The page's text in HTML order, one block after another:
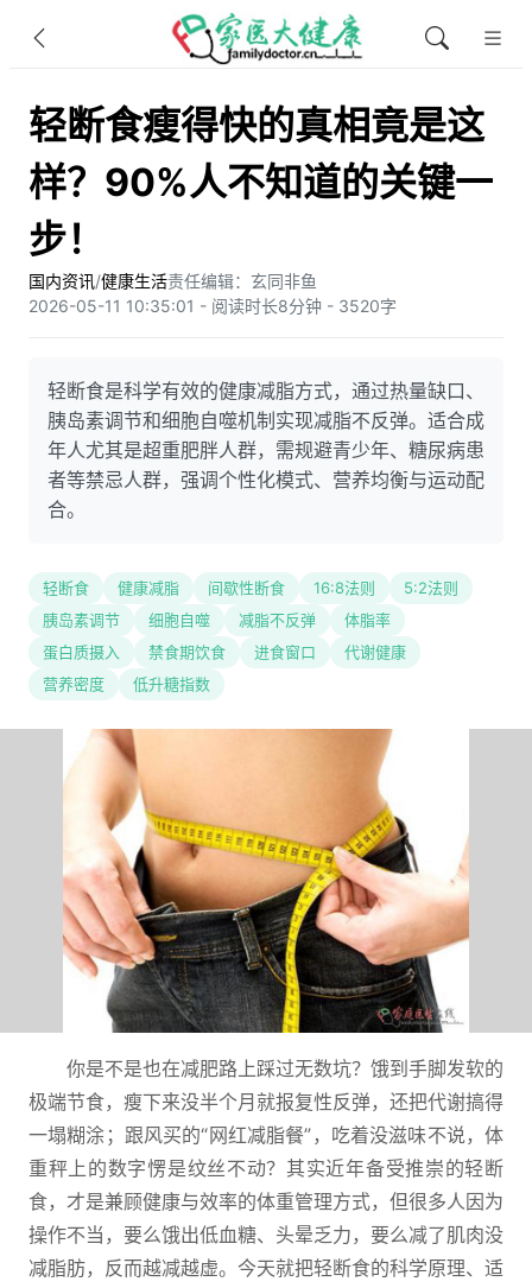
轻断食瘦得快的真相竟是这
样？90%人不知道的关键一
步！
国内资讯/健康生活责任编辑：玄同非鱼​
2026-05-11 10:35:01 - 阅读时长8分钟 - 3520字
轻断食是科学有效的健康减脂方式，通过热量缺口、
胰岛素调节和细胞自噬机制实现减脂不反弹。适合成
年人尤其是超重肥胖人群，需规避青少年、糖尿病患
者等禁忌人群，强调个性化模式、营养均衡与运动配
合。
轻断食 健康减脂 间歇性断食 16:8法则
5:2法则
胰岛素调节
细胞自噬 减脂不反弹
体脂率
蛋白质摄入
禁食期饮食 进食窗口
代谢健康
营养密度
低升糖指数
你是不是也在减肥路上踩过无数坑？饿到手脚发软的
极端节食，瘦下来没半个月就报复性反弹，还把代谢搞得
一塌糊涂；跟风买的“网红减脂餐”，吃着没滋味不说，体
重秤上的数字愣是纹丝不动？其实近年备受推崇的轻断
食，才是兼顾健康与效率的体重管理方式，但很多人因为
操作不当，要么饿出低血糖、头晕乏力，要么减了肌肉没
减脂肪，反而越减越虚。今天就把轻断食的科学原理、适